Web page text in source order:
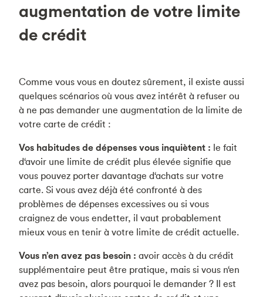
augmentation de votre limite
de crédit
Comme vous vous en doutez sûrement, il existe aussi
quelques scénarios où vous avez intérêt à refuser ou
à ne pas demander une augmentation de la limite de
votre carte de crédit :
Vos habitudes de dépenses vous inquiètent : le fait
d‘avoir une limite de crédit plus élevée signifie que
vous pouvez porter davantage d‘achats sur votre
carte. Si vous avez déjà été confronté à des
problèmes de dépenses excessives ou si vous
craignez de vous endetter, il vaut probablement
mieux vous en tenir à votre limite de crédit actuelle.
Vous n’en avez pas besoin : avoir accès à du crédit
supplémentaire peut être pratique, mais si vous n‘en
avez pas besoin, alors pourquoi le demander ? Il est